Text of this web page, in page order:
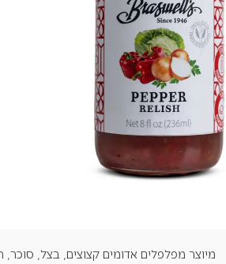
נפח כולל: 236 מ"ל
מחיר ל100 מ"ל: ₪16.95
₪40
מיוצר מפלפלים אדומים קצוצים, בצל,